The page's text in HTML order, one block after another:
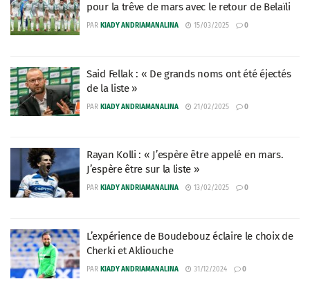
pour la trêve de mars avec le retour de Belaïli
PAR KIADY ANDRIAMANALINA 15/03/2025 0
Said Fellak : « De grands noms ont été éjectés
de la liste »
PAR KIADY ANDRIAMANALINA 21/02/2025 0
Rayan Kolli : « J’espère être appelé en mars.
J’espère être sur la liste »
PAR KIADY ANDRIAMANALINA 13/02/2025 0
L’expérience de Boudebouz éclaire le choix de
Cherki et Akliouche
PAR KIADY ANDRIAMANALINA 31/12/2024 0